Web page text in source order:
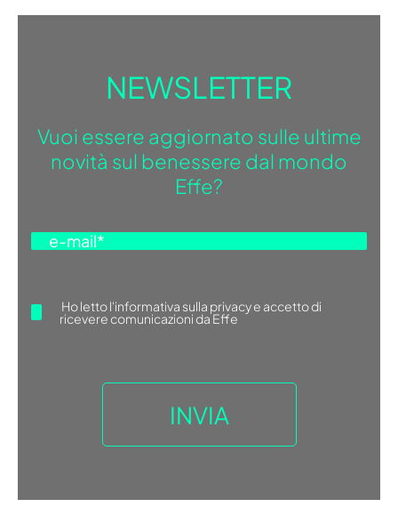
NEWSLETTER
Vuoi essere aggiornato sulle ultime
novità sul benessere dal mondo
Effe?
Ho lettol'informativa sulla privacye accetto di
ricevere comunicazioni da Effe